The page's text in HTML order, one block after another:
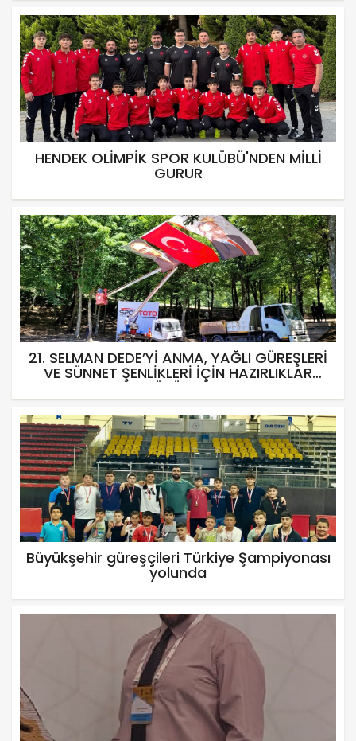
HENDEK OLİMPİK SPOR KULÜBÜ'NDEN MİLLİ
GURUR
21. SELMAN DEDE’Yİ ANMA, YAĞLI GÜREŞLERİ
VE SÜNNET ŞENLİKLERİ İÇİN HAZIRLIKLAR
SÜRÜYOR
Büyükşehir güreşçileri Türkiye Şampiyonası
yolunda